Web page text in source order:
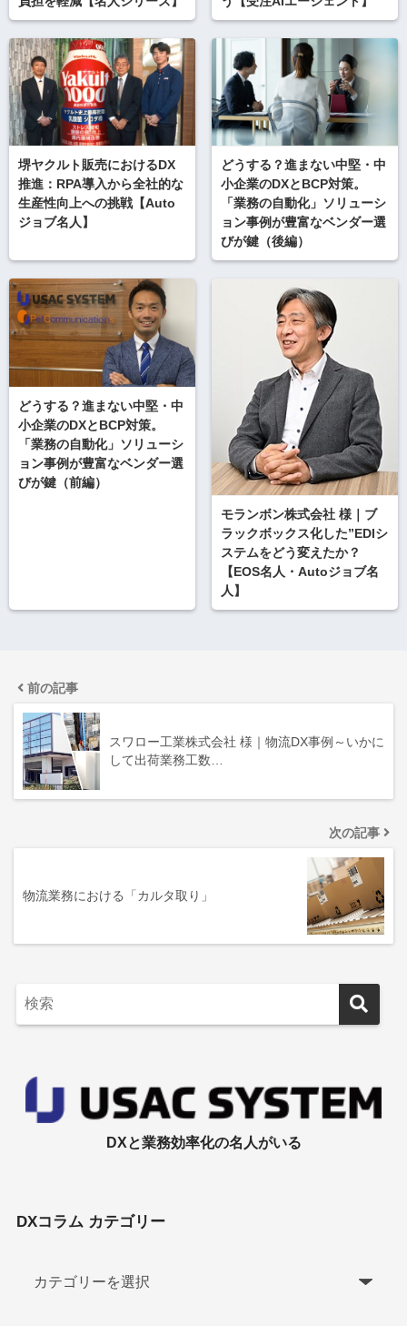
堺ヤクルト販売におけるDX
推進：RPA導入から全社的な
生産性向上への挑戦【Auto
ジョブ名人】
どうする？進まない中堅・中
小企業のDXとBCP対策。
「業務の自動化」ソリューシ
ョン事例が豊富なベンダー選
びが鍵（後編）
どうする？進まない中堅・中
小企業のDXとBCP対策。
「業務の自動化」ソリューシ
ョン事例が豊富なベンダー選
びが鍵（前編）
モランボン株式会社 様｜ブ
ラックボックス化した”EDIシ
ステムをどう変えたか？
【EOS名人・Autoジョブ名
人】
前の記事
スワロー工業株式会社 様｜物流DX事例～いかに
して出荷業務工数…
次の記事
物流業務における「カルタ取り」
DXと業務効率化の名人がいる
DXコラム カテゴリー